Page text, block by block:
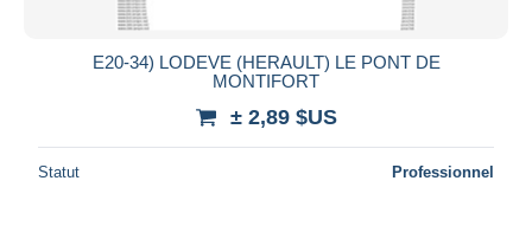
E20-34) LODEVE (HERAULT) LE PONT DE
MONTIFORT
± 2,89 $US
Statut Professionnel